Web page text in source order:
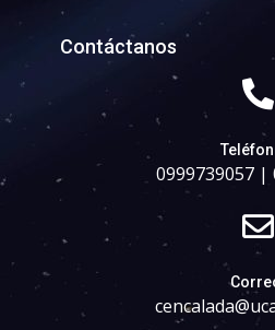
Contáctanos
0999739057 |